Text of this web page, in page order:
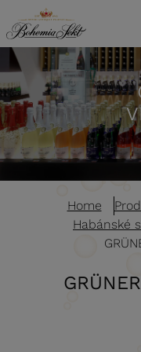
Skip to content
Home
Habánské